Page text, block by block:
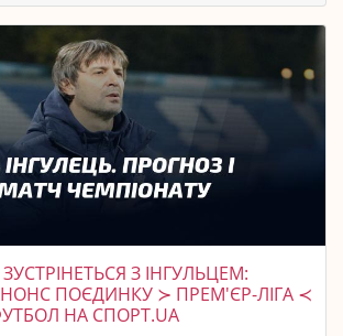
З ІНГУЛЬЦЕМ:
ПОЄДИНКУ ≻ ПРЕМ'ЄР-ЛІГА ≺
НА СПОРТ.UA